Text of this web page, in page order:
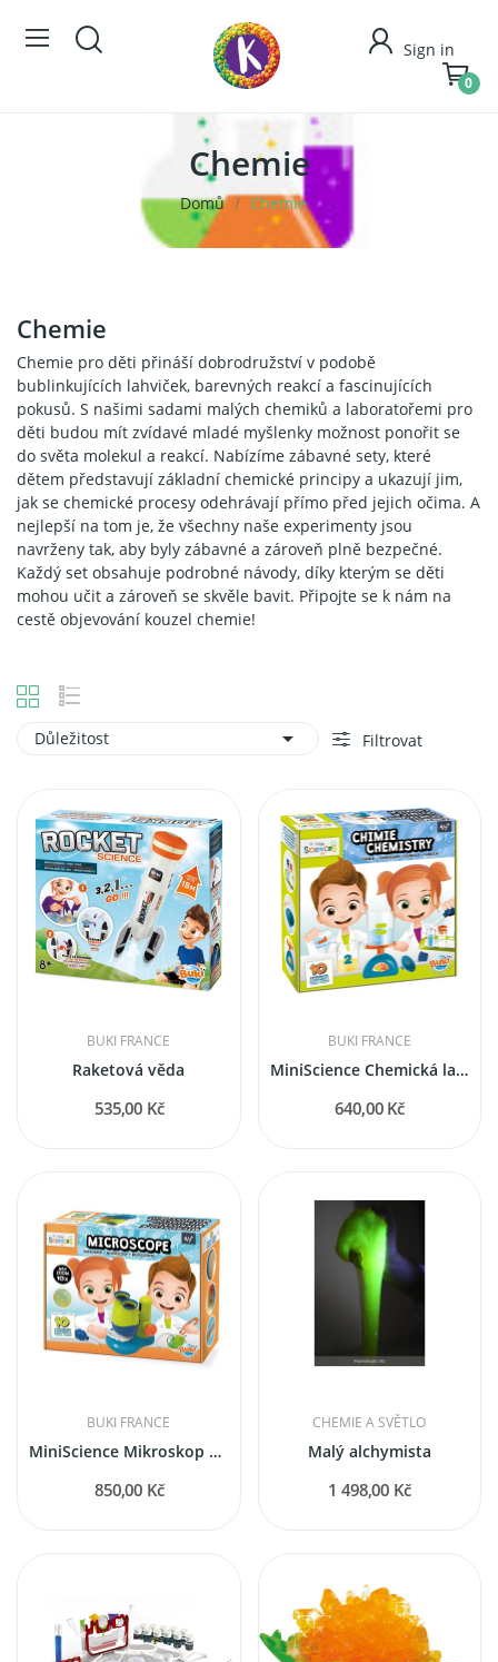
Sign in
0
Chemie
Domů Chemie
Chemie
Chemie pro děti přináší dobrodružství v podobě
bublinkujících lahviček, barevných reakcí a fascinujících
pokusů. S našimi sadami malých chemiků a laboratořemi pro
děti budou mít zvídavé mladé myšlenky možnost ponořit se
do světa molekul a reakcí. Nabízíme zábavné sety, které
dětem představují základní chemické principy a ukazují jim,
jak se chemické procesy odehrávají přímo před jejich očima. A
nejlepší na tom je, že všechny naše experimenty jsou
navrženy tak, aby byly zábavné a zároveň plně bezpečné.
Každý set obsahuje podrobné návody, díky kterým se děti
mohou učit a zároveň se skvěle bavit. Připojte se k nám na
cestě objevování kouzel chemie!
Důležitost  Filtrovat
BUKI FRANCE
Raketová věda
535,00 Kč
BUKI FRANCE
MiniScience Chemická laboratoř
640,00 Kč
BUKI FRANCE
MiniScience Mikroskop pro nejmenší se zvětšením...
850,00 Kč
CHEMIE A SVĚTLO
Malý alchymista
1 498,00 Kč